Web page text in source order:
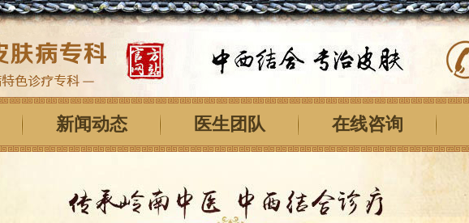
新闻动态 医生团队 在线咨询